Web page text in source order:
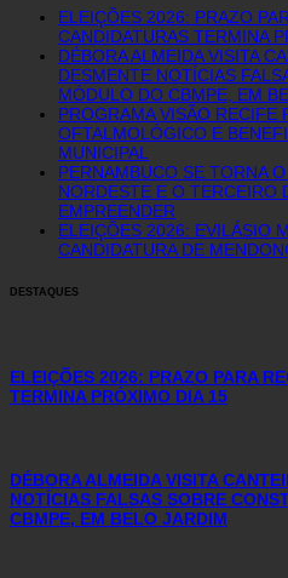
ELEIÇÕES 2026: PRAZO
CANDIDATURAS TERMINA
DÉBORA ALMEIDA VISITA
DESMENTE NOTÍCIAS
MÓDULO DO CBMPE, EM
PROGRAMA VISÃO RECIFE
OFTALMOLÓGICO E
MUNICIPAL
PERNAMBUCO SE TORNA
NORDESTE E O TERCEIRO
EMPREENDER
ELEIÇÕES 2026: EVILÁSIO
CANDIDATURA DE
DESTAQUES
ELEIÇÕES 2026: PRAZO PARA
TERMINA PRÓXIMO DIA 15
DÉBORA ALMEIDA VISITA
NOTÍCIAS FALSAS SOBRE
CBMPE, EM BELO JARDIM